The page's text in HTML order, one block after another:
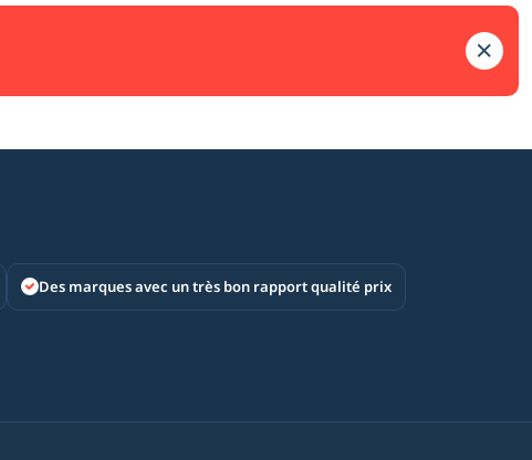
Des marques avec un très bon rapport qualité prix